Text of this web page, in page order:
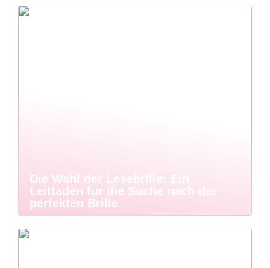
Die Wahl der Lesebrille: Ein
Leitfaden für die Suche nach der
perfekten Brille